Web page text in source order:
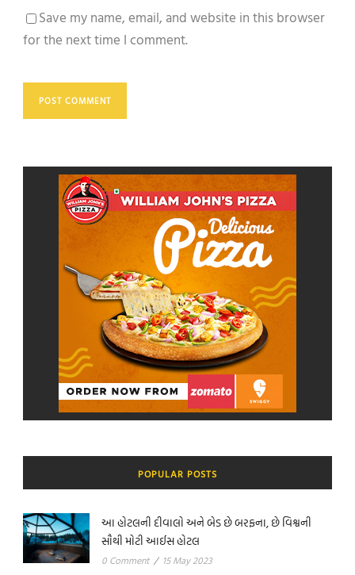
Save my name, email, and website in this browser
for the next time I comment.
POPULAR POSTS
આ હોટલની દીવાલો અને બેડ છે બરફના, છે વિશ્વની
સૌથી મોટી આઈસ હોટલ
0 Comment / 15 May 2023